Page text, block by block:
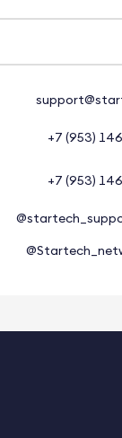
+7 (953)
+7 (953)